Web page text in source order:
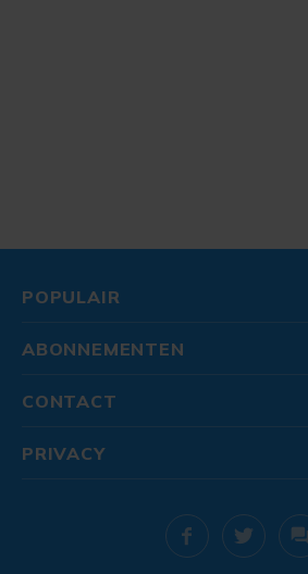
POPULAIR
ABONNEMENTEN
CONTACT
PRIVACY